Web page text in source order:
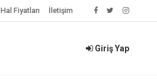
Hal Fiyatları İletişim
Giriş Yap